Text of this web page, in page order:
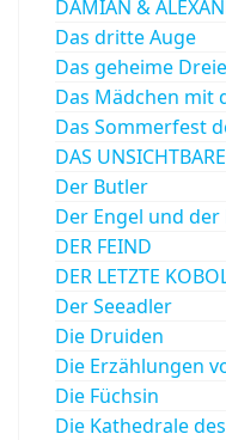
DAMIAN &
Das dritte Auge
Das geheime
Das Mädchen mit
Das Sommerfest
DAS
Der Butler
Der Engel und der
DER FEIND
DER LETZTE
Der Seeadler
Die Druiden
Die Erzählungen
Die Füchsin
Die Kathedrale